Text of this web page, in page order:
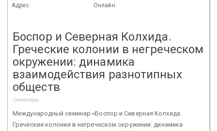
Адрес: Онлайн
Боспор и Северная Колхида.
Греческие колонии в негреческом
окружении: динамика
взаимодействия разнотипных
обществ
Семинары
Международный семинар «Боспор и Северная Колхида.
Греческие колонии в негреческом окружении: динамика